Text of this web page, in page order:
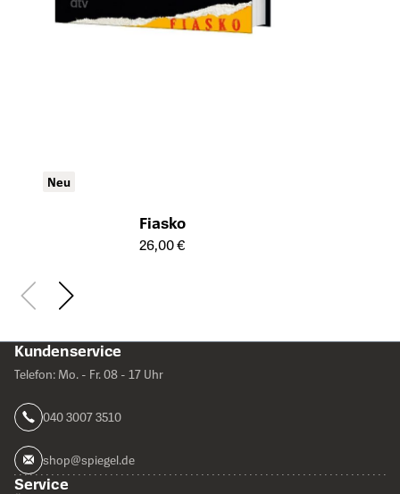
Neu
Fiasko
Öffnet die Detailseite des Produkts
26,00 €
Kundenservice
Telefon: Mo. - Fr. 08 - 17 Uhr
040 3007 3510
shop@spiegel.de
Service